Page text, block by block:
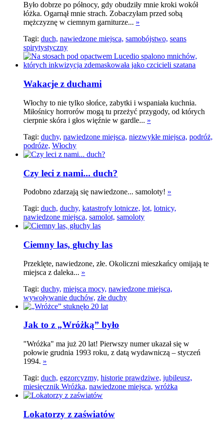
Było dobrze po północy, gdy obudziły mnie kroki wokół
łóżka. Ogarnął mnie strach. Zobaczyłam przed sobą
mężczyznę w ciemnym garniturze... »
Tagi: duch, nawiedzone miejsca, samobójstwo, seans
spirytystyczny
Wakacje z duchami
Włochy to nie tylko słońce, zabytki i wspaniała kuchnia.
Miłośnicy horrorów mogą tu przeżyć przygody, od których
cierpnie skóra i głos więźnie w gardle... »
Tagi: duchy, nawiedzone miejsca, niezwykłe miejsca, podróż,
podróże, Włochy
Czy leci z nami... duch?
Podobno zdarzają się nawiedzone... samoloty! »
Tagi: duch, duchy, katastrofy lotnicze, lot, lotnicy,
nawiedzone miejsca, samolot, samoloty
Ciemny las, głuchy las
Przeklęte, nawiedzone, złe. Okoliczni mieszkańcy omijają te
miejsca z daleka... »
Tagi: duchy, miejsca mocy, nawiedzone miejsca,
wywoływanie duchów, złe duchy
Jak to z „Wróżką” było
"Wróżka" ma już 20 lat! Pierwszy numer ukazał się w
połowie grudnia 1993 roku, z datą wydawniczą – styczeń
1994. »
Tagi: duch, egzorcyzmy, historie prawdziwe, jubileusz,
miesięcznik Wróżka, nawiedzone miejsca, wróżka
Lokatorzy z zaświatów